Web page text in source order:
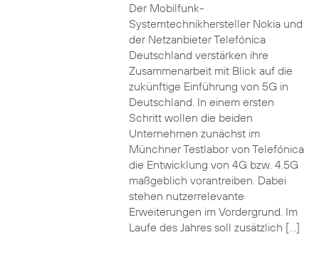
Der Mobilfunk-
Systemtechnikhersteller Nokia und
der Netzanbieter Telefónica
Deutschland verstärken ihre
Zusammenarbeit mit Blick auf die
zukünftige Einführung von 5G in
Deutschland. In einem ersten
Schritt wollen die beiden
Unternehmen zunächst im
Münchner Testlabor von Telefónica
die Entwicklung von 4G bzw. 4.5G
maßgeblich vorantreiben. Dabei
stehen nutzerrelevante
Erweiterungen im Vordergrund. Im
Laufe des Jahres soll zusätzlich […]